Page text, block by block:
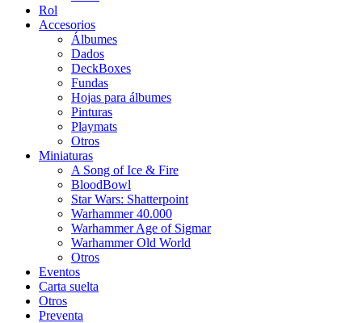
Rol
Accesorios
Álbumes
Dados
DeckBoxes
Fundas
Hojas para álbumes
Pinturas
Playmats
Otros
Miniaturas
A Song of Ice & Fire
BloodBowl
Star Wars: Shatterpoint
Warhammer 40.000
Warhammer Age of Sigmar
Warhammer Old World
Otros
Eventos
Carta suelta
Otros
Preventa